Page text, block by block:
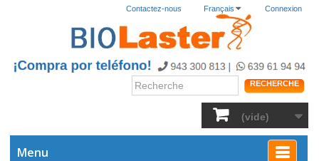
Connexion
Français
Contactez-nous
RECHERCHE
(vide)
Menu